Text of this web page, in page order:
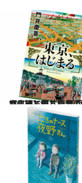
2020.5.18
【書評】門井慶喜『東京、はじまる』 江戸を首都に建て
カルチャー